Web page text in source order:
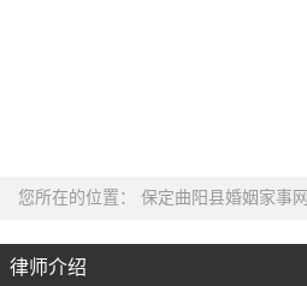
您所在的位置： 保定曲阳县婚姻家事网
律师介绍